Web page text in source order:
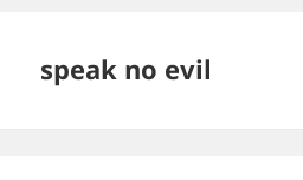
speak no evil